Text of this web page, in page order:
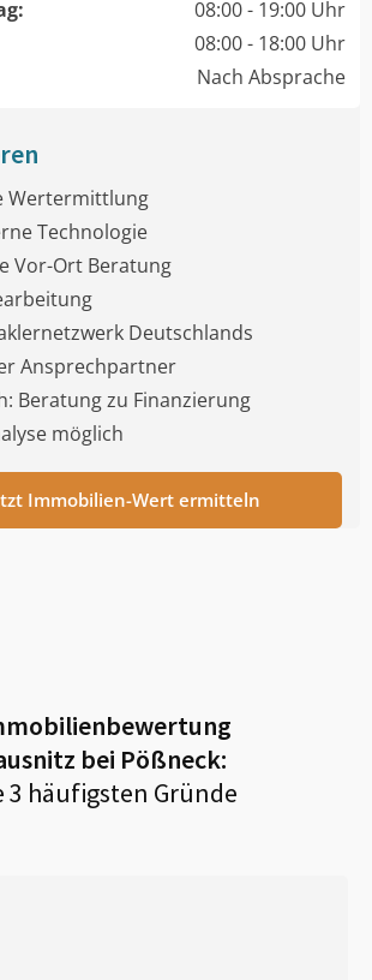
08:00 - 19:00 Uhr
08:00 - 18:00 Uhr
Nach Absprache
Wertermittlung
Technologie
Vor-Ort Beratung
Deutschlands
Ansprechpartner
Beratung zu Finanzierung
möglich
Immobilien-Wert ermitteln
bei Pößneck:
3 häufigsten Gründe